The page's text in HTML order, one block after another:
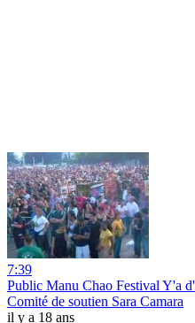
7:39
Public Manu Chao Festival Y'a
Comité de soutien Sara Camara
il y a 18 ans